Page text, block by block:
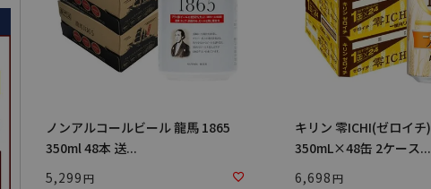
ノンアルコールビール 龍馬 1865
350ml 48本 送...
5,299
キリン 零ICHI(ゼロイチ)
350mL×48缶 2ケース...
6,698